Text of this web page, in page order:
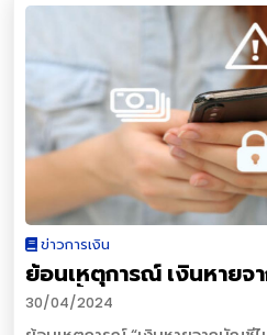
วัยเกษียณต้องการเงินใช้ต่อเดื
แต่ถ้าสอบถามคนอายุ 40-50 ปี กลับพบว่าความต้องการเงินใช้
ต่อเดือนจะเพิ่มเป็นเดือนละ 50,000 บาท ในขณะที่ค
ยังคงต้องการทำงานต่อไป สะท้อนได้ว่า สังคมสูงวัยก
แต่คนไทยเตรียมพร้อมต่ำ ขณะเดียวกันปัจจุบัน การสร้างเงิน
ออมของคนไทย กลับมาเจอทาง
มีคนไทยเล่นการพนันถึง 32 ล้านคน มีนักพนันหน้าใหม่เกิดขึ้น
ประมาณปีละ 800,000 คน การเติบโตของนักพนันเกิดขึ้นมากใน
กลุ่มการพนันออนไลน์ เนื่องจากสะดวก ง่าย เล่นได้
เฉพาะในบ่อนออนไลน์ มีเงินหมุนเวียนก
โดยมีนักพนันราว 2 ล้านคน ส่วนอีกเส้นทาง คือ “เส้นทางการ
ลงทุน” กลับมีนักลงทุนเปิดบัญชีเพียง 2-3 ล้านราย(ไม่นับซ้ำ)
สมาชิกกองทุนต่างๆ 17-20 ล้านราย ลูกค้าที่ Active ซื้อขาย
ผ่านระบบอินเทอร์เน็ต 400,000-600,000 คน มีมูลค่าเงิน
ข่าวการเงิน
ย้อนเหตุการณ์ เงินหายจ
อะไรขึ้น ป้องกันอย่างไร
30/04/2024